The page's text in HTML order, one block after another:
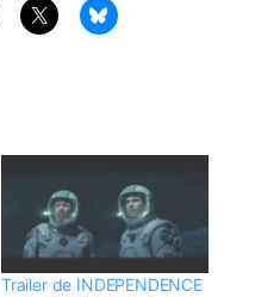
Trailer de INDEPENDENCE